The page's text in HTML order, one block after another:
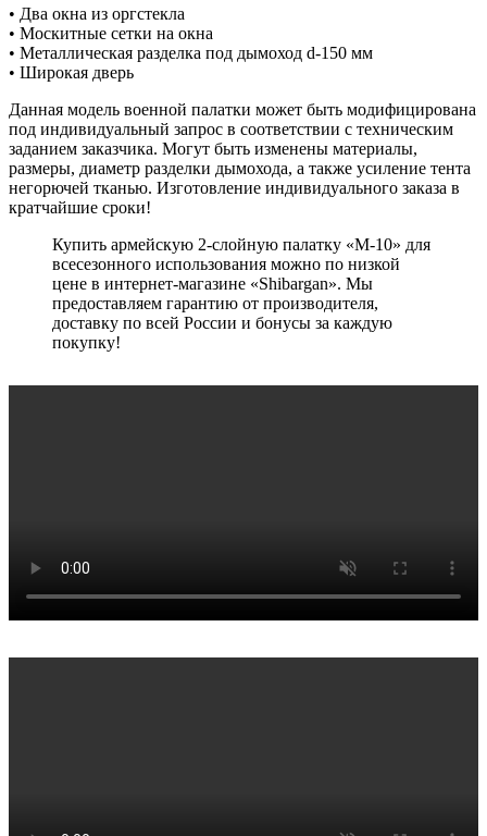
• Два окна из оргстекла
• Москитные сетки на окна
• Металлическая разделка под дымоход d-150 мм
• Широкая дверь
Данная модель военной палатки может быть модифицирована
под индивидуальный запрос в соответствии с техническим
заданием заказчика. Могут быть изменены материалы,
размеры, диаметр разделки дымохода, а также усиление тента
негорючей тканью. Изготовление индивидуального заказа в
кратчайшие сроки!
Купить армейскую 2-слойную палатку «М-10» для
всесезонного использования можно по низкой
цене в интернет-магазине «Shibargan». Мы
предоставляем гарантию от производителя,
доставку по всей России и бонусы за каждую
покупку!